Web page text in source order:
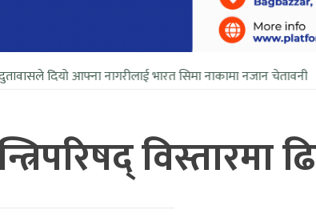
नागरीलाई भारत सिमा नाकामा नजान चेतावनी बिल गेट्सले
विस्तारमा